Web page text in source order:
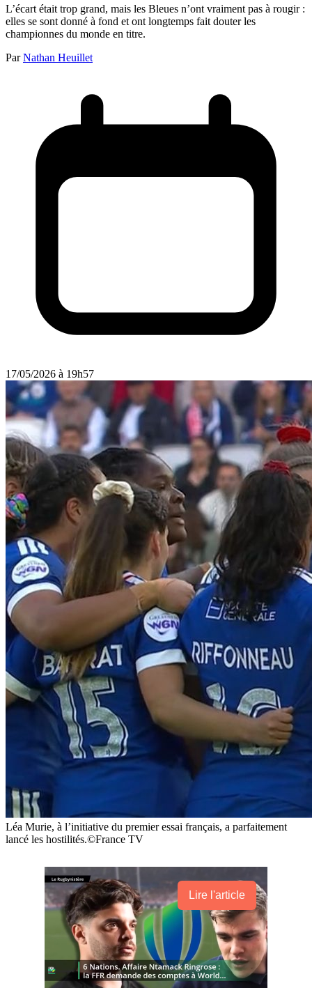
L’écart était trop grand, mais les Bleues n’ont vraiment pas à rougir :
elles se sont donné à fond et ont longtemps fait douter les
championnes du monde en titre.
Par Nathan Heuillet
17/05/2026 à 19h57
Léa Murie, à l’initiative du premier essai français, a parfaitement
lancé les hostilités.©France TV
Lire l'article